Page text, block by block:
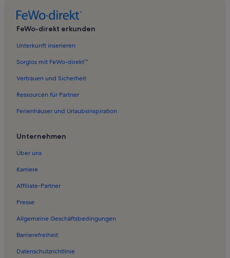
FeWo-direkt erkunden
Unterkunft inserieren
Sorglos mit FeWo-direkt™
Vertrauen und Sicherheit
Ressourcen für Partner
Ferienhäuser und Urlaubsinspiration
Unternehmen
Über uns
Karriere
Affiliate-Partner
Presse
Allgemeine Geschäftsbedingungen
Barrierefreiheit
Datenschutzrichtlinie